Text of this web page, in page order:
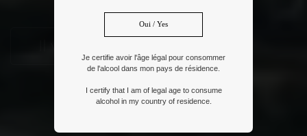
Oui / Yes
Je certifie avoir l'âge légal pour consommer
de l'alcool dans mon pays de résidence.
I certify that I am of legal age to consume
alcohol in my country of residence.